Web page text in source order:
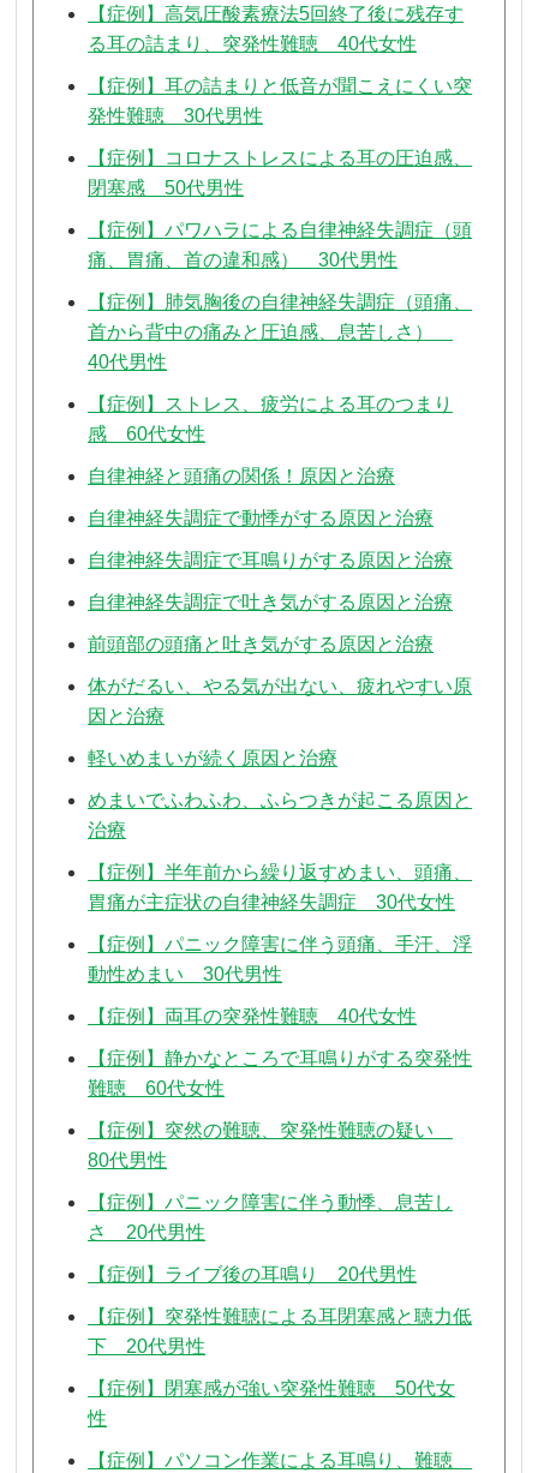
【症例】高気圧酸素療法5回終了後に残存す
る耳の詰まり、突発性難聴 40代女性
【症例】耳の詰まりと低音が聞こえにくい突
発性難聴 30代男性
【症例】コロナストレスによる耳の圧迫感、
閉塞感 50代男性
【症例】パワハラによる自律神経失調症（頭
痛、胃痛、首の違和感） 30代男性
【症例】肺気胸後の自律神経失調症（頭痛、
首から背中の痛みと圧迫感、息苦しさ）
40代男性
【症例】ストレス、疲労による耳のつまり
感 60代女性
自律神経と頭痛の関係！原因と治療
自律神経失調症で動悸がする原因と治療
自律神経失調症で耳鳴りがする原因と治療
自律神経失調症で吐き気がする原因と治療
前頭部の頭痛と吐き気がする原因と治療
体がだるい、やる気が出ない、疲れやすい原
因と治療
軽いめまいが続く原因と治療
めまいでふわふわ、ふらつきが起こる原因と
治療
【症例】半年前から繰り返すめまい、頭痛、
胃痛が主症状の自律神経失調症 30代女性
【症例】パニック障害に伴う頭痛、手汗、浮
動性めまい 30代男性
【症例】両耳の突発性難聴 40代女性
【症例】静かなところで耳鳴りがする突発性
難聴 60代女性
【症例】突然の難聴、突発性難聴の疑い
80代男性
【症例】パニック障害に伴う動悸、息苦し
さ 20代男性
【症例】ライブ後の耳鳴り 20代男性
【症例】突発性難聴による耳閉塞感と聴力低
下 20代男性
【症例】閉塞感が強い突発性難聴 50代女
性
【症例】パソコン作業による耳鳴り、難聴